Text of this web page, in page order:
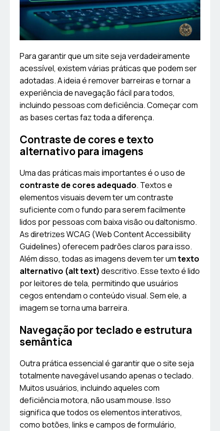
Para garantir que um site seja verdadeiramente
acessível, existem várias práticas que podem ser
adotadas. A ideia é remover barreiras e tornar a
experiência de navegação fácil para todos,
incluindo pessoas com deficiência. Começar com
as bases certas faz toda a diferença.
Contraste de cores e texto
alternativo para imagens
Uma das práticas mais importantes é o uso de
contraste de cores adequado. Textos e
elementos visuais devem ter um contraste
suficiente com o fundo para serem facilmente
lidos por pessoas com baixa visão ou daltonismo.
As diretrizes WCAG (Web Content Accessibility
Guidelines) oferecem padrões claros para isso.
Além disso, todas as imagens devem ter umtexto
alternativo (alt text) descritivo. Esse texto é lido
por leitores de tela, permitindo que usuários
cegos entendam o conteúdo visual. Sem ele, a
imagem se torna uma barreira.
Navegação por teclado e estrutura
semântica
Outra prática essencial é garantir que o site seja
totalmente navegável usando apenas o teclado.
Muitos usuários, incluindo aqueles com
deficiência motora, não usam mouse. Isso
significa que todos os elementos interativos,
como botões, links e campos de formulário,